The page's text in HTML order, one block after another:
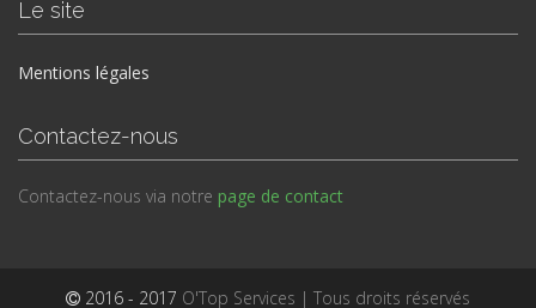
Le site
Mentions légales
Contactez-nous
Contactez-nous via notre page de contact
2016 - 2017 O'Top Services | Tous droits réservés